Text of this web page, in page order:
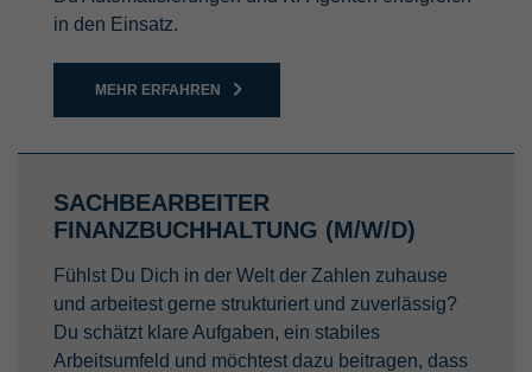
in den Einsatz.
MEHR ERFAHREN
SACHBEARBEITER
FINANZBUCHHALTUNG (M/W/D)
Fühlst Du Dich in der Welt der Zahlen zuhause
und arbeitest gerne strukturiert und zuverlässig?
Du schätzt klare Aufgaben, ein stabiles
Arbeitsumfeld und möchtest dazu beitragen, dass